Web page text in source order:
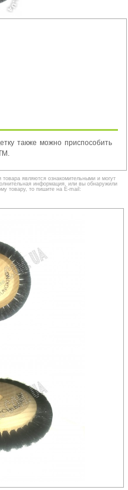
также можно приспособить
являются ознакомительными и могут
информация, или вы обнаружили
товару, то пишите на E-mail: